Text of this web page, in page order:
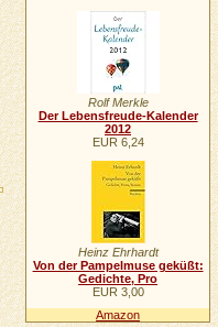
Rolf Merkle
Der Lebensfreude-Kalender
2012
EUR 6,24
Heinz Ehrhardt
Von der Pampelmuse geküßt:
Gedichte, Pro
EUR 3,00
Amazon